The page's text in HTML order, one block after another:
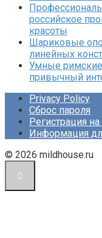
российское
красоты
Шариковые
линейных
Умные
привычный
Privacy Policy
Сброс пароля
Регистрация на
Информация
© 2026 mildhouse.ru